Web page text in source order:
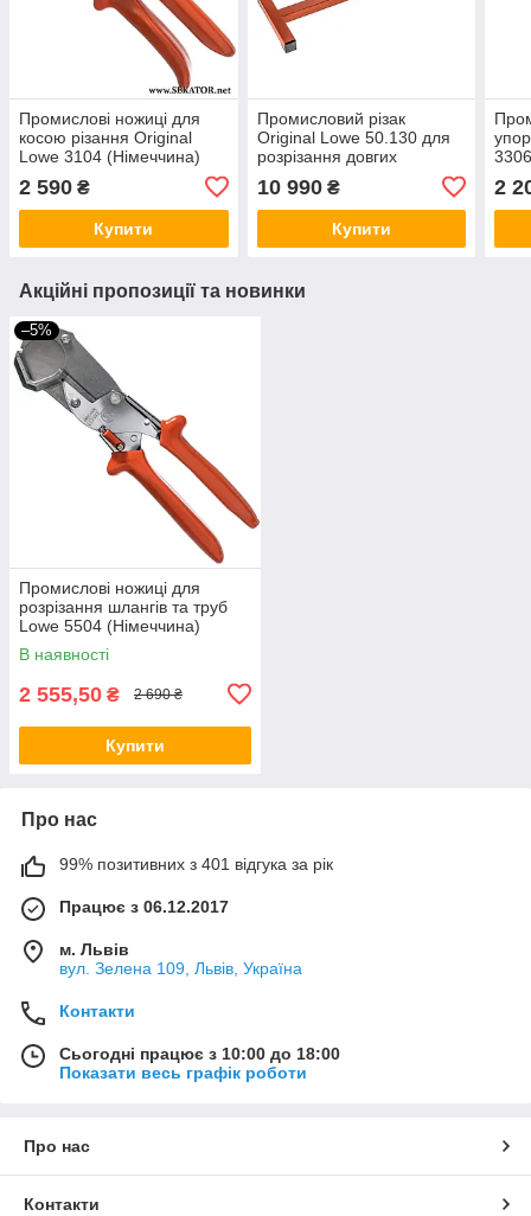
Промислові ножиці для
косою різання Original
Lowe 3104 (Німеччина)
2 590 ₴
Купити
Промисловий різак
Original Lowe 50.130 для
розрізання довгих
матеріалів під кутом 45/90
(Німеччина)
10 990₴
Купити
2
Акційні пропозиції та новинки
–5%
Промислові ножиці для
розрізання шлангів та труб
Lowe 5504 (Німеччина)
В наявності
2 555,50 ₴ 2 690 ₴
Купити
Про нас
99% позитивних з 401 відгука за рік
Працює з 06.12.2017
м. Львів
вул. Зелена 109, Львів, Україна
Контакти
Сьогодні працює з 10:00 до 18:00
Показати весь графік роботи
Про нас
Контакти